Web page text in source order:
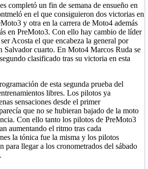
completó un fin de semana de ensueño en
en el que consiguieron dos victorias en
y otra en la carrera de Moto4 además
en PreMoto3. Con ello hay cambio de líder
Acosta el que encabeza la general por
Salvador cuarto. En Moto4 Marcos Ruda se
clasificado tras su victoria en esta
de esta segunda prueba del
libres. Los pilotos ya
sensaciones desde el primer
que no se hubieran bajado de la moto
Con ello tanto los pilotos de PreMoto3
aumentando el ritmo tras cada
la tónica fue la misma y los pilotos
para llegar a los cronometrados del sábado